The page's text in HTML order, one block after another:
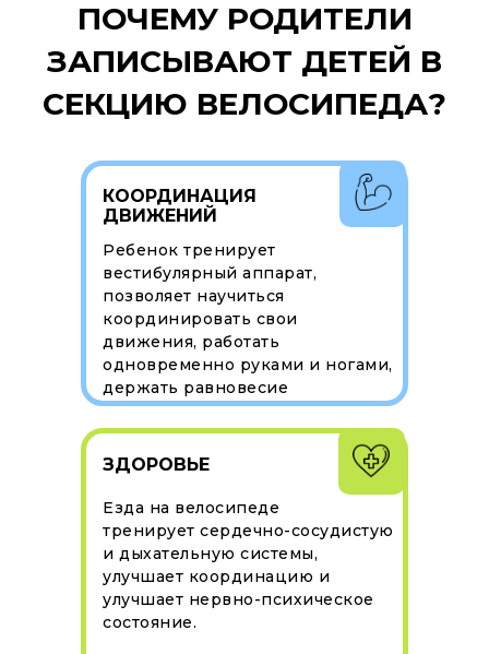
ЗДОРОВЬЕ
Езда на велосипеде
тренирует сердечно-сосудистую
и дыхательную системы,
улучшает координацию и
улучшает нервно-психическое
состояние.
КООРДИНАЦИЯ
ДВИЖЕНИЙ
Ребенок тренирует
вестибулярный аппарат,
позволяет научиться
координировать свои
движения, работать
одновременно руками и ногами,
держать равновесие
ПОЧЕМУ РОДИТЕЛИ
ЗАПИСЫВАЮТ ДЕТЕЙ В
СЕКЦИЮ ВЕЛОСИПЕДА?